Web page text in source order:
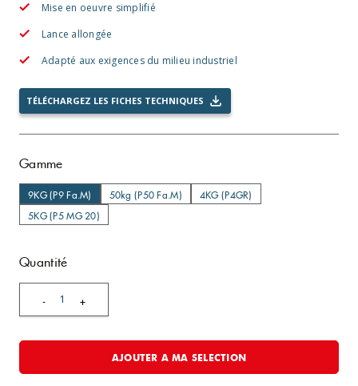
Mise en oeuvre simplifié
Lance allongée
Adapté aux exigences du milieu industriel
TÉLÉCHARGEZ LES FICHES TECHNIQUES
Gamme
9KG (P9 Fa.M) 50kg (P50 Fa.M) 4KG (P4GR)
5KG (P5 MG 20)
Quantité
1 +
AJOUTER A MA SELECTION